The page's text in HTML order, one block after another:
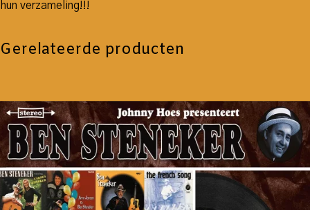
hun verzameling!!!
Gerelateerde producten